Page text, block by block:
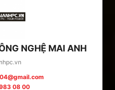
NGHỆ MAI ANH
08 00